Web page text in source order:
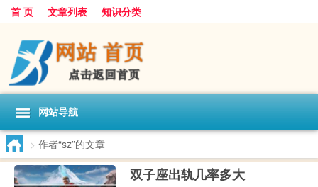
首 页 文章列表 知识分类
网站导航
> 作者“sz”的文章
双子座出轨几率多大